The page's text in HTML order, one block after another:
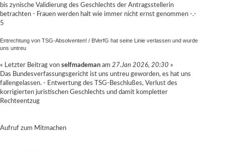
bis zynische Validierung des Geschlechts der Antragsstellerin
betrachten - Frauen werden halt wie immer nicht ernst genommen -.-
5
Entrechtung von TSG-Absolventen! / BVerfG hat seine Linie verlassen und wurde
uns untreu
« Letzter Beitrag von selfmademan am 27.Jan 2026, 20:30 »
Das Bundesverfassungsgericht ist uns untreu geworden, es hat uns
fallengelassen. - Entwertung des TSG-Beschlußes, Verlust des
korrigierten juristischen Geschlechts und damit kompletter
Rechteentzug
Aufruf zum Mitmachen